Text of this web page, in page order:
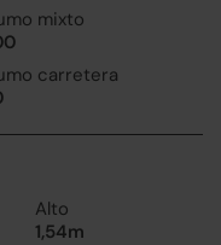
mixto
carretera
Alto
1,54m